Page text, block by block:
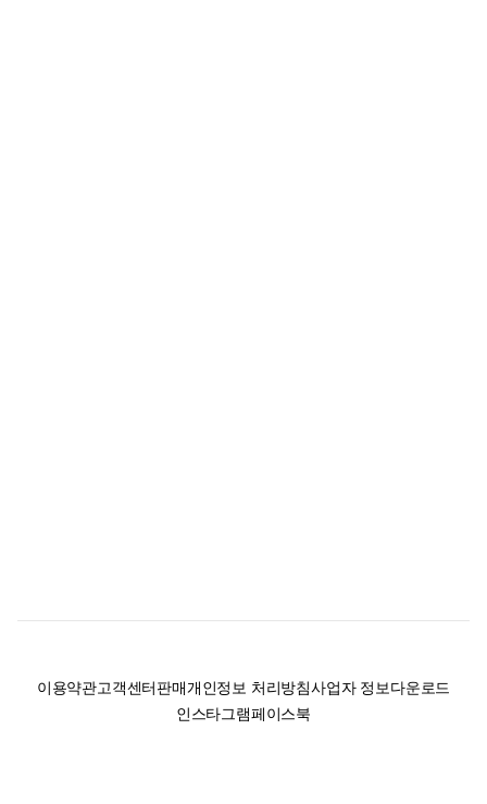
이용약관고객센터판매개인정보 처리방침사업자 정보다운로드
인스타그램페이스북